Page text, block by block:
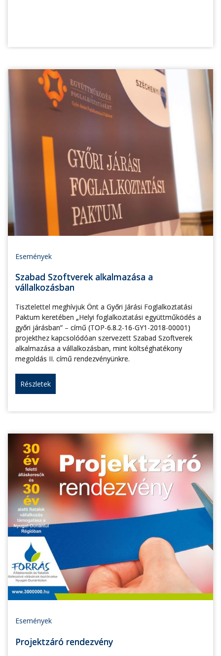
Események
Szabad Szoftverek alkalmazása a
vállalkozásban
Tisztelettel meghívjuk Önt a Győri Járási Foglalkoztatási
Paktum keretében „Helyi foglalkoztatási együttműködés a
győri járásban” – című (TOP-6.8.2-16-GY1-2018-00001)
projekthez kapcsolódóan szervezett Szabad Szoftverek
alkalmazása a vállalkozásban, mint költséghatékony
megoldás II. című rendezvényünkre.
Részletek
Események
Projektzáró rendezvény